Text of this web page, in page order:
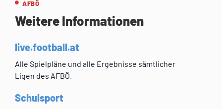
AFBÖ
Weitere Informationen
live.football.at
Alle Spielpläne und alle Ergebnisse sämtlicher
Ligen des AFBÖ.
Schulsport